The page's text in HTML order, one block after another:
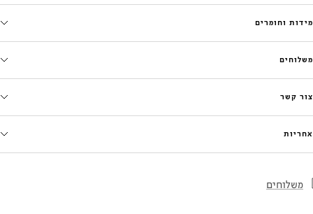
מידות וחומרים
משלוחים
צור קשר
אחריות
משלוחים